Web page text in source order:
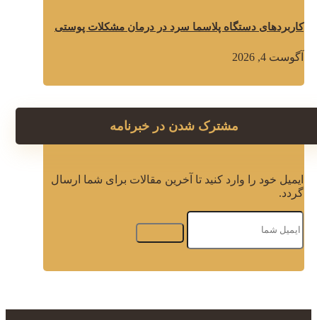
کاربردهای دستگاه پلاسما سرد در درمان مشکلات پوستی
آگوست 4, 2026
مشترک شدن در خبرنامه
ایمیل خود را وارد کنید تا آخرین مقالات برای شما ارسال
گردد.